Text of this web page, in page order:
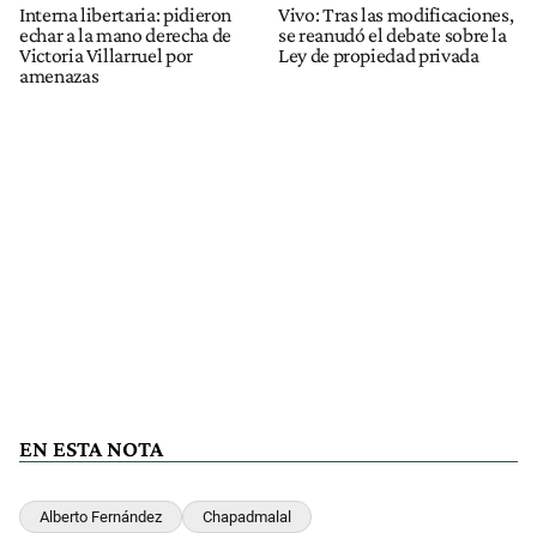
Interna libertaria: pidieron
echar a la mano derecha de
Victoria Villarruel por
amenazas
Vivo: Tras las modificaciones,
se reanudó el debate sobre la
Ley de propiedad privada
EN ESTA NOTA
Alberto Fernández Chapadmalal